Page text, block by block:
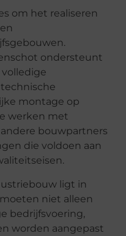
om het realiseren
ondersteunt
montage op
werken met
bouwpartners
die voldoen aan
ligt in
niet alleen
bedrijfsvoering,
worden aangepast